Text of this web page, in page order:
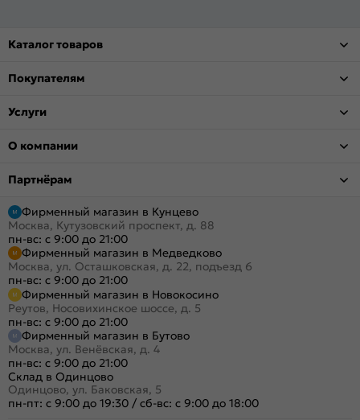
Каталог товаров
Покупателям
Услуги
О компании
Партнёрам
Фирменный магазин в Кунцево
Москва, Кутузовский проспект, д. 88
пн-вс: с 9:00 до 21:00
Фирменный магазин в Медведково
Москва, ул. Осташковская, д. 22, подъезд 6
пн-вс: с 9:00 до 21:00
Фирменный магазин в Новокосино
Реутов, Носовихинское шоссе, д. 5
пн-вс: с 9:00 до 21:00
Фирменный магазин в Бутово
Москва, ул. Венёвская, д. 4
пн-вс: с 9:00 до 21:00
Склад в Одинцово
Одинцово, ул. Баковская, 5
пн-пт: с 9:00 до 19:30 / сб-вс: с 9:00 до 18:00